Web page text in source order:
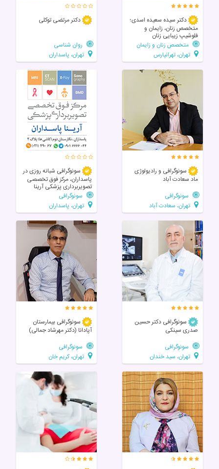
دکتر سیده سعیده اسدی؛
متخصص زنان، زایمان و
فلوشیپ زیبایی زنان
متخصص زنان و زایمان
تهران، تهرانپارس
دکتر مرتضی توکلی
روان شناسی
تهران، پاسداران
سونوگرافی و رادیولوژی
ماد سعادت آباد
سونوگرافی
تهران، سعادت آباد
سونوگرافی شبانه روزی در
پاسداران، مرکز فوق تخصصی
تصویربرداری پزشکی آرینا
سونوگرافی
تهران، پاسداران
سونوگرافی دکتر حسین
صدری سینکی
سونوگرافی
تهران، سید خندان
سونوگرافی بیمارستان
آپادانا (دکتر مهرشاد جمالی)
سونوگرافی
تهران، کریم خان